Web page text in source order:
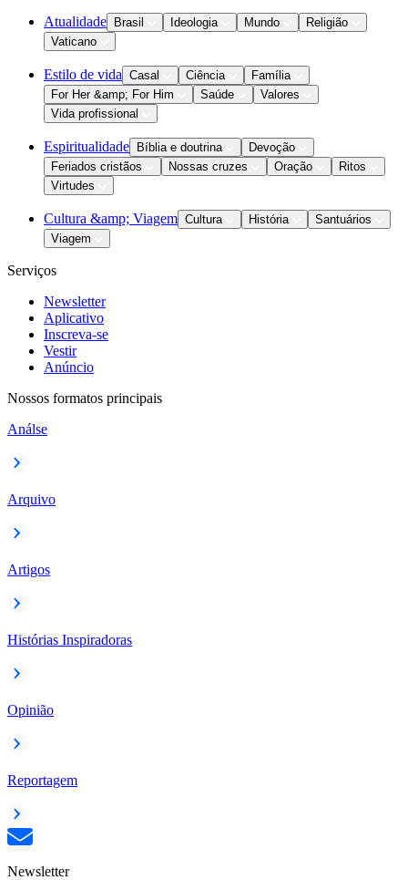
Atualidade Brasil Ideologia Mundo
Religião
Vaticano
Estilo de vida Casal Ciência
Família
For Her &amp; For Him
Saúde
Valores
Vida profissional
Espiritualidade Bíblia e doutrina
Devoção
Feriados cristãos
Nossas cruzes Oração
Ritos
Virtudes
Cultura &amp; Viagem Cultura História
Santuários
Viagem
Serviços
Newsletter
Aplicativo
Inscreva-se
Vestir
Anúncio
Nossos formatos principais
Análse
Arquivo
Artigos
Histórias Inspiradoras
Opinião
Reportagem
Newsletter